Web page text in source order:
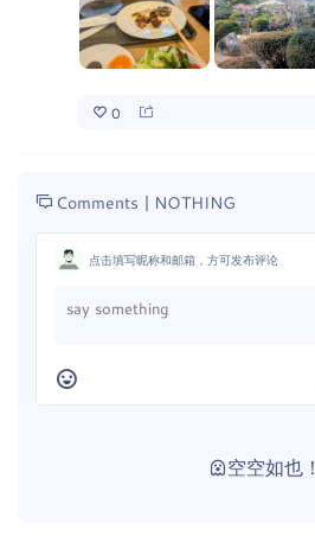
0
Comments | NOTHING
点击填写昵称和邮箱，方可发布评论
空空如也！